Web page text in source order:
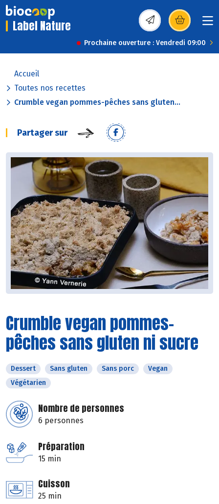
Label Nature (s’ouvre dans une
Prochaine ouverture : Vendredi 09:00
Accueil
Toutes nos recettes
Crumble vegan pommes-pêches sans gluten...
Partager sur
Crumble vegan pommes-
pêches sans gluten ni sucre
Dessert Sans gluten Sans porc
Vegan
Végétarien
Nombre de personnes
6 personnes
Préparation
15 min
Cuisson
25 min